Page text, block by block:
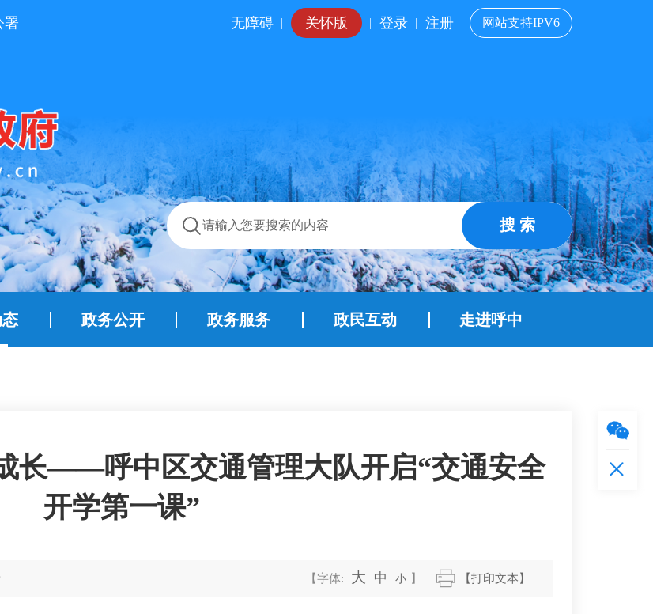
署 无障碍 | 关怀版 | 登录 | 注册 网站支持IPV6
搜 索
政务公开 政务服务 政民互动 走进呼中
长——呼中区交通管理大队开启“交通安全
开学第一课”
【字体: 大 中 小 】 【打印文本】